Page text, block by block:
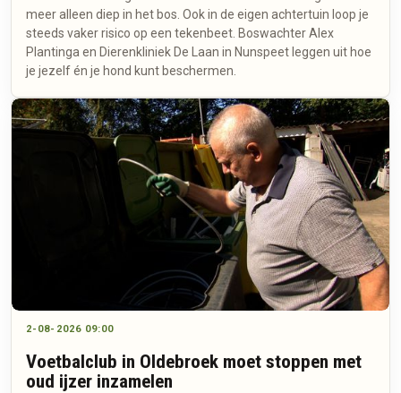
meer alleen diep in het bos. Ook in de eigen achtertuin loop je
steeds vaker risico op een tekenbeet. Boswachter Alex
Plantinga en Dierenkliniek De Laan in Nunspeet leggen uit hoe
je jezelf én je hond kunt beschermen.
2-08-2026 09:00
Voetbalclub in Oldebroek moet stoppen met
oud ijzer inzamelen